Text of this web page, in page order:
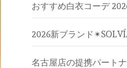
おすすめ白衣コーデ
2026新ブランド
名古屋店の提携パート